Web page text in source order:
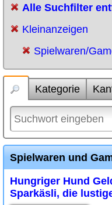
Alle Suchfilter
Kleinanzeigen
Spielwaren/
Kategorie
Spielwaren und
Hungriger Hund
Sparkäsli, die